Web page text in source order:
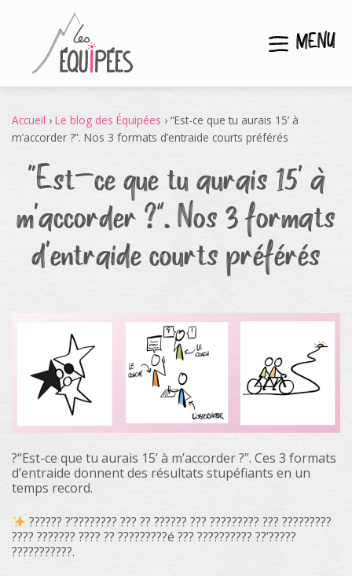
MENU
Accueil › Le blog des Équipées › “Est-ce que tu aurais 15’ à
m’accorder ?”. Nos 3 formats d’entraide courts préférés
“Est-ce que tu aurais 15’ à
m’accorder ?”. Nos 3 formats
d’entraide courts préférés
?“Est-ce que tu aurais 15’ à m’accorder ?”. Ces 3 formats
d’entraide donnent des résultats stupéfiants en un
temps record.
?????? ?’???????? ??? ?? ?????? ??? ????????? ??? ?????????
???? ??????? ???? ?? ?????????é ??? ?????????? ??’?????
???????????.